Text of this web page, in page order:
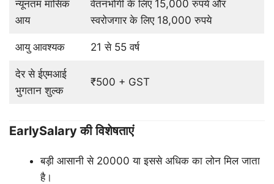
न्यूनतम मासिक
आय
वेतनभोगी के लिए 15,000 रुपये और
स्वरोजगार के लिए 18,000 रुपये
आयु आवश्यक 21 से 55 वर्ष
देर से ईएमआई
भुगतान शुल्क
₹500 + GST
EarlySalary की विशेषताएं
बड़ी आसानी से 20000 या इससे अधिक का लोन मिल जाता
है।